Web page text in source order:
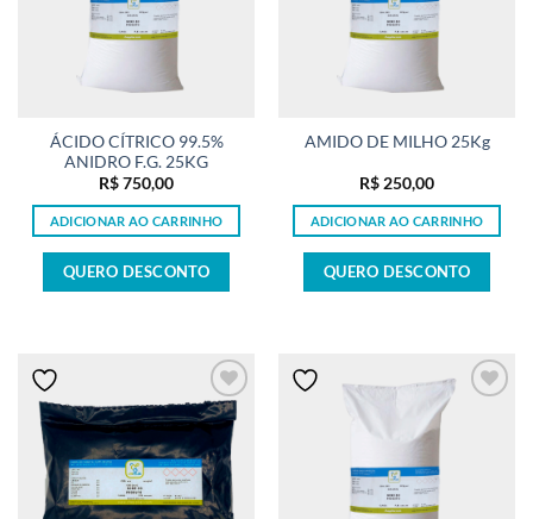
ÁCIDO CÍTRICO 99.5%
ANIDRO F.G. 25KG
R$750,00
ADICIONAR AO CARRINHO
QUERO DESCONTO
AMIDO DE MILHO 25Kg
R$ 250,00
ADICIONAR AO CARRINHO
QUERO DESCONTO